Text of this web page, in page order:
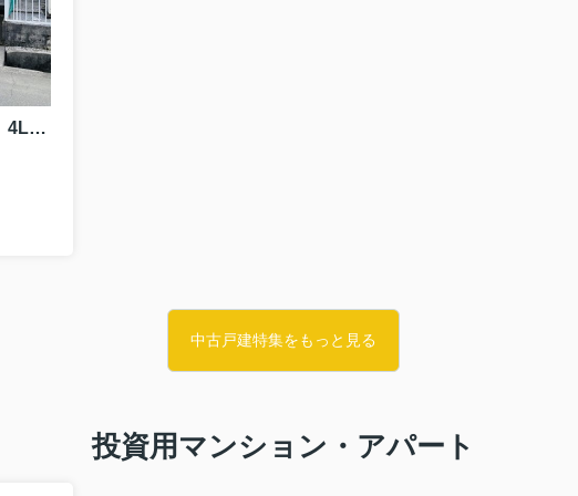
揖斐郡池田町市橋（広神戸駅）2階建 4LDK
中古戸建特集をもっと見る
投資用マンション・アパート